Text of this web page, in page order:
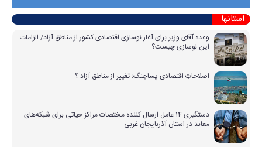
استانها
وعده آقای وزیر برای آغاز نوسازی اقتصادی کشور از مناطق آزاد/ الزامات
این نوسازی چیست؟
اصلاحاتِ اقتصادی پساجنگ؛ تغییر از مناطق آزاد ؟
دستگیری ۱۴ عامل ارسال کننده مختصات مراکز حیاتی برای شبکه‌های
معاند در استان آذربایجان غربی